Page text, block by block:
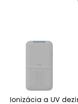
Ionizácia a UV